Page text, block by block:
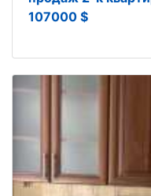
107000 $